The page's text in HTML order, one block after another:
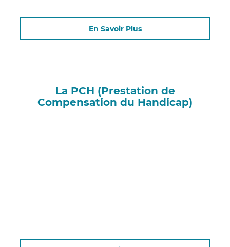
En Savoir Plus
La PCH (Prestation de
Compensation du Handicap)